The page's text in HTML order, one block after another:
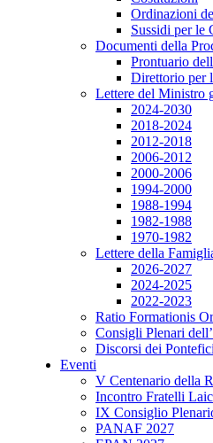
Ordinazioni
Sussidi per le
Documenti della
Prontuario
Direttorio per
Lettere del Ministro
2024-2030
2018-2024
2012-2018
2006-2012
2000-2006
1994-2000
1988-1994
1982-1988
1970-1982
Lettere della
2026-2027
2024-2025
2022-2023
Ratio Formationis
Consigli Plenari
Discorsi dei Pontefici
Eventi
V Centenario della
Incontro Fratelli
IX Consiglio
PANAF 2027